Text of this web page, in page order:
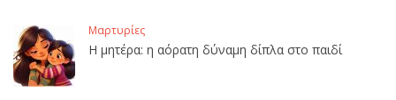
Μαρτυρίες
Η μητέρα: η αόρατη δύναμη δίπλα στο παιδί